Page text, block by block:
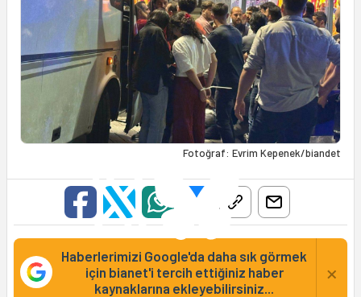
Fotoğraf: Evrim Kepenek/biandet
Haberlerimizi Google'da daha sık görmek
için bianet'i tercih ettiğiniz haber
kaynaklarına ekleyebilirsiniz...
×